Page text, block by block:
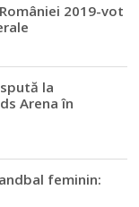
2019-vot
la
Arena în
feminin: